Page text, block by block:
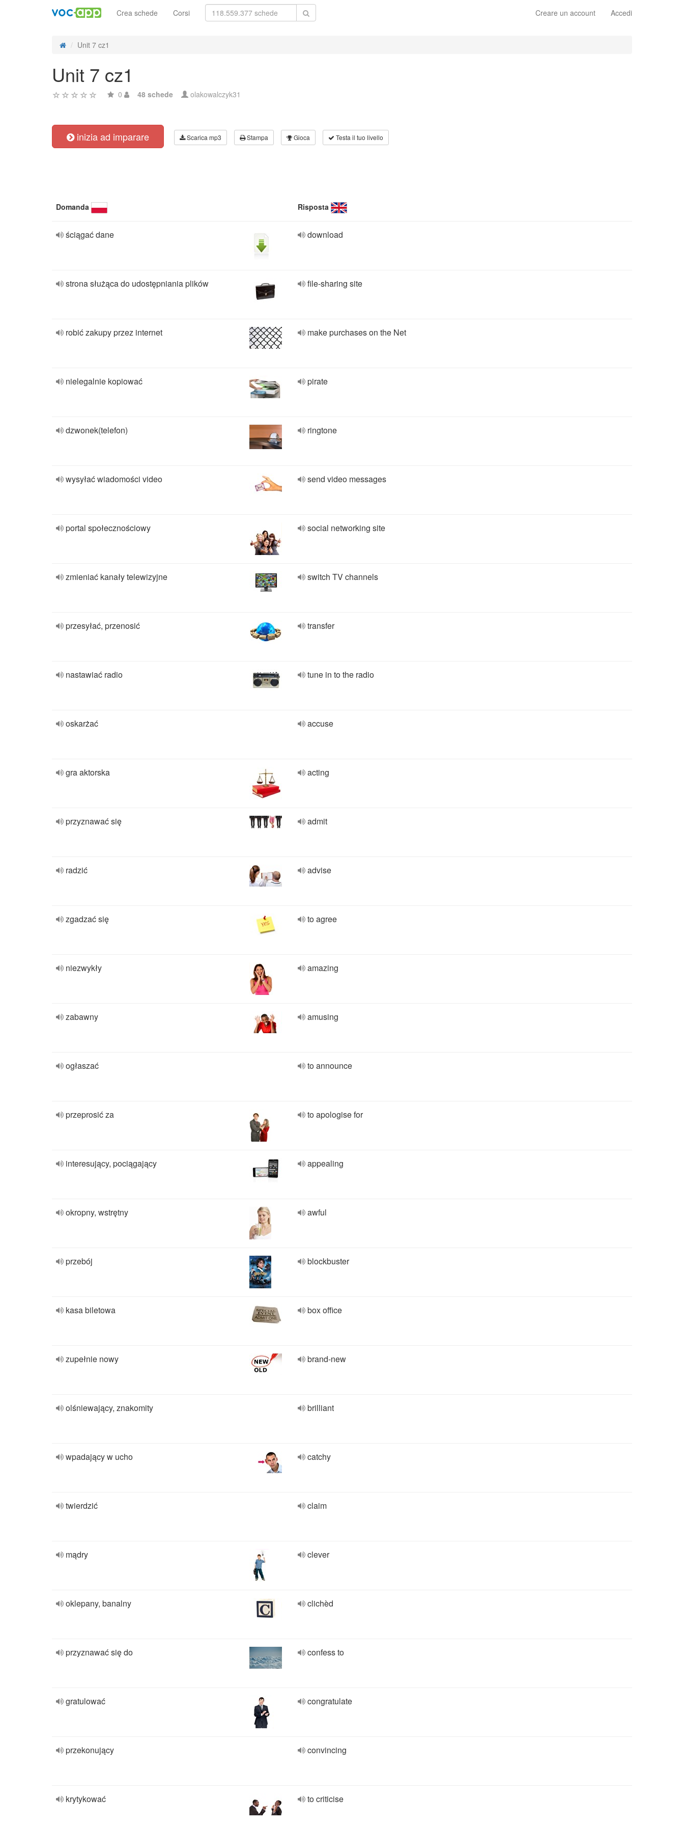
Creare un account Accedi
Crea schede Corsi
Unit 7 cz1
Unit 7 cz1
0 48 schede olakowalczyk31
inizia ad imparare Scarica mp3 Stampa Gioca Testa il tuo livello
Domanda Risposta
ściągać dane download
strona służąca do udostępniania plików file-sharing site
robić zakupy przez internet make purchases on the Net
nielegalnie kopiować pirate
dzwonek(telefon) ringtone
wysyłać wiadomości video send video messages
portal społecznościowy social networking site
zmieniać kanały telewizyjne switch TV channels
przesyłać, przenosić transfer
nastawiać radio tune in to the radio
oskarżać accuse
gra aktorska acting
przyznawać się admit
radzić advise
zgadzać się to agree
niezwykły amazing
zabawny amusing
ogłaszać to announce
przeprosić za to apologise for
interesujący, pociągający appealing
okropny, wstrętny awful
przebój blockbuster
kasa biletowa box office
zupełnie nowy brand-new
olśniewający, znakomity brilliant
wpadający w ucho catchy
twierdzić claim
mądry clever
oklepany, banalny clichèd
przyznawać się do confess to
gratulować congratulate
przekonujący convincing
krytykować to criticise